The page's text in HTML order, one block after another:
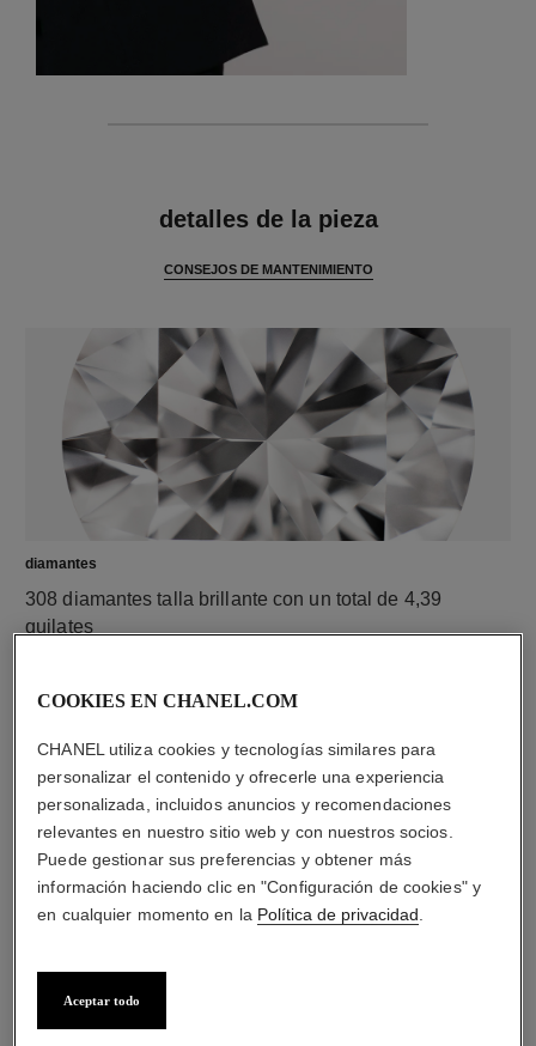
detalles de la pieza
CONSEJOS DE MANTENIMIENTO
diamantes
308 diamantes talla brillante con un total de 4,39
quilates
COOKIES EN CHANEL.COM
CHANEL utiliza cookies y tecnologías similares para
personalizar el contenido y ofrecerle una experiencia
personalizada, incluidos anuncios y recomendaciones
relevantes en nuestro sitio web y con nuestros socios.
Puede gestionar sus preferencias y obtener más
información haciendo clic en "Configuración de cookies" y
en cualquier momento en la Política de privacidad
Aceptar todo